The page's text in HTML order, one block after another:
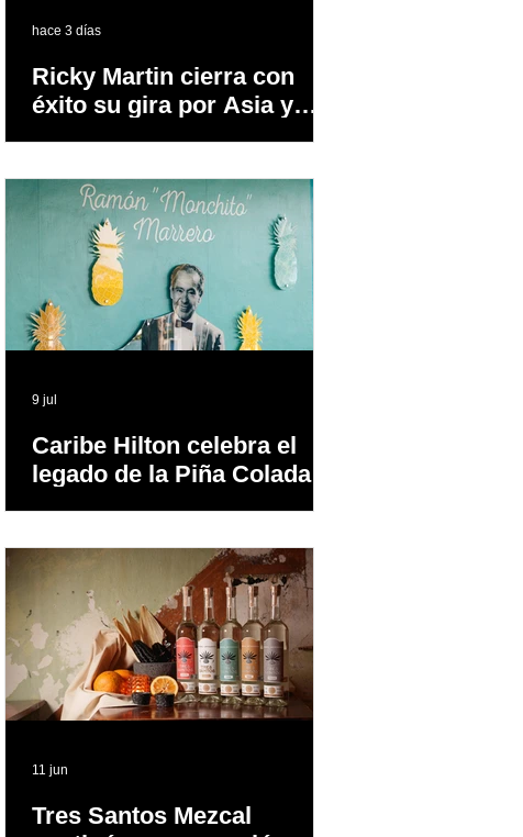
Ricky Martin cierra con
éxito su gira por Asia y
hace 3 días
Caribe Hilton celebra el
legado de la Piña Colada,
9 jul
Tres Santos Mezcal
11 jun